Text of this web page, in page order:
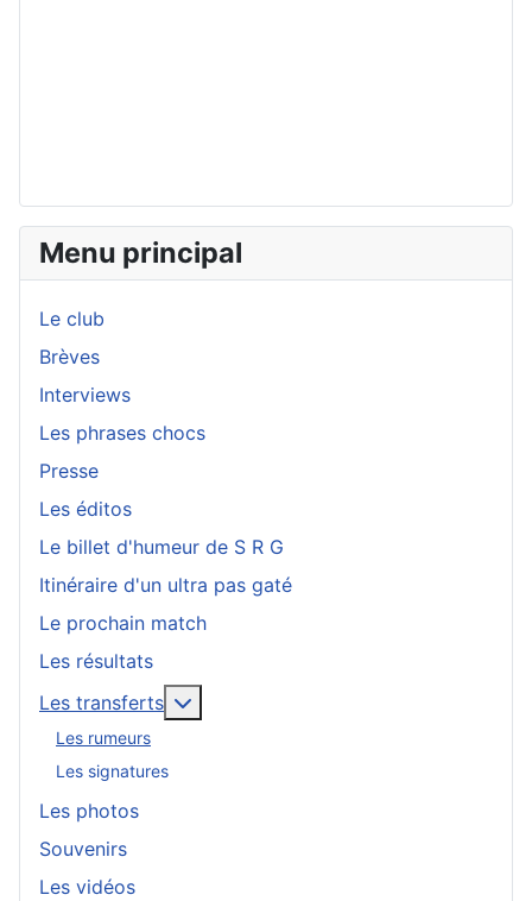
Menu principal
Le club
Brèves
Interviews
Les phrases chocs
Presse
Les éditos
Le billet d'humeur de S R G
Itinéraire d'un ultra pas gaté
Le prochain match
Les résultats
Les transferts
Les rumeurs
Les signatures
Les photos
Souvenirs
Les vidéos